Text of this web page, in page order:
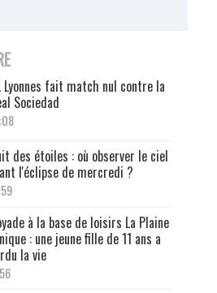
Lyonnes fait match nul contre la
Sociedad
des étoiles : où observer le ciel
l'éclipse de mercredi ?
à la base de loisirs La Plaine
: une jeune fille de 11 ans a
la vie